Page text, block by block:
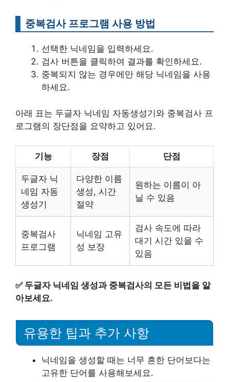
중복검사 프로그램 사용 방법
선택한 닉네임을 입력하세요.
검사 버튼을 클릭하여 결과를 확인하세요.
중복되지 않는 경우에만 해당 닉네임을 사용
하세요.
아래 표는 두글자 닉네임 자동생성기와 중복검사 프
로그램의 장단점을 요약하고 있어요.
기능 장점 단점
두글자 닉
네임 자동
생성기
다양한 이름
생성, 시간
절약
원하는 이름이 아
닐 수 있음
중복검사
프로그램
닉네임 고유
성 보장
검사 속도에 따라
대기 시간 있을 수
있음
✅ 두글자 닉네임 생성과 중복검사의 모든 비법을 알
아보세요.
유용한 팁과 추가 사항
닉네임을 생성할 때는 너무 흔한 단어보다는
고유한 단어를 사용해보세요.